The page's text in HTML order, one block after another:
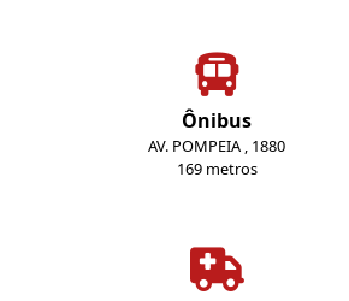
Ônibus
AV. POMPEIA , 1880
169 metros